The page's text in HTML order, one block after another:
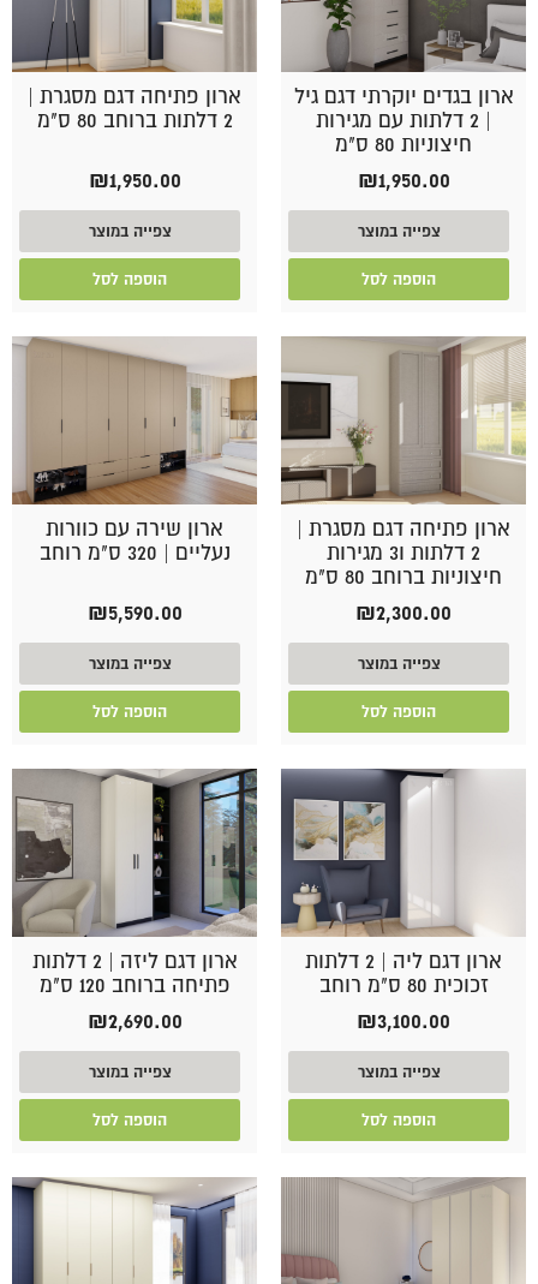
ארון בגדים יוקרתי דגם גיל
| 2 דלתות עם מגירות
חיצוניות 80 ס"מ
₪1,950.00
צפייה במוצר
הוספה לסל
ארון פתיחה דגם מסגרת |
2 דלתות ברוחב 80 ס"מ
₪1,950.00
צפייה במוצר
הוספה לסל
ארון פתיחה דגם מסגרת |
2 דלתות ו3 מגירות
חיצוניות ברוחב 80 ס"מ
₪2,300.00
צפייה במוצר
הוספה לסל
ארון שירה עם כוורות
נעליים | 320 ס"מ רוחב
₪5,590.00
צפייה במוצר
הוספה לסל
ארון דגם ליה | 2 דלתות
זכוכית 80 ס"מ רוחב
₪3,100.00
צפייה במוצר
הוספה לסל
ארון דגם ליזה | 2 דלתות
פתיחה ברוחב 120 ס"מ
₪2,690.00
צפייה במוצר
הוספה לסל